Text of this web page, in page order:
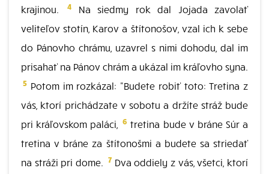
krajinou.
4
Na siedmy rok dal Jojada zavolať
veliteľov stotín, Karov a štítonošov, vzal ich k sebe
do Pánovho chrámu, uzavrel s nimi dohodu, dal im
prisahať na Pánov chrám a ukázal im kráľovho syna.
5 Potom im rozkázal: "Budete robiť toto: Tretina z
vás, ktorí prichádzate v sobotu a držíte stráž bude
pri kráľovskom paláci,
6 tretina bude v bráne Súr a
tretina v bráne za štítonošmi a budete sa striedať
na stráži pri dome. 7Dva oddiely z vás, všetci, ktorí